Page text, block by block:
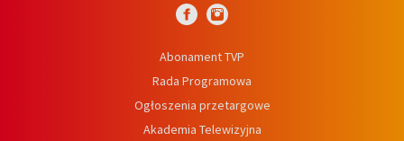
Abonament TVP
Rada Programowa
Ogłoszenia przetargowe
Akademia Telewizyjna